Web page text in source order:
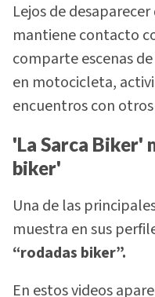
Lejos de
mantiene contacto
comparte escenas
en motocicleta,
encuentros con
'La Sarca Biker'
biker'
Una de las
muestra en sus
“rodadas biker”.
En estos videos